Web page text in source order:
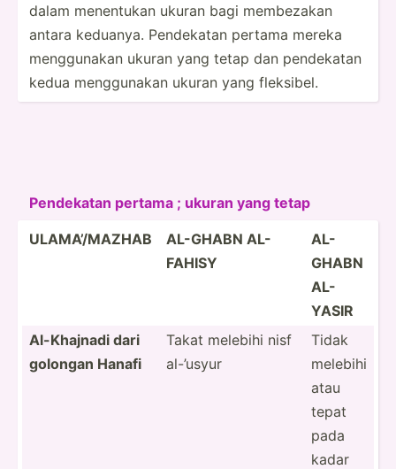
dalam menentukan ukuran bagi membezakan
antara keduanya. Pendekatan pertama mereka
menggu­nakan ukuran yang tetap dan pendekatan
kedua menggu­nakan ukuran yang fleksibel.
Pendekatan pertama ; ukuran yang tetap
ULAMA’­/MAZHAB
AL-GHABN AL-
FAHISY
AL-
GHABN
AL-
YASIR
Al-Kha­jnadi dari
golongan Hanafi
Takat melebihi nisf
al-’usyur
Tidak
melebihi
atau
tepat
pada
kadar